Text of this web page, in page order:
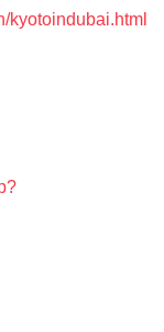
kyotoindubai.html